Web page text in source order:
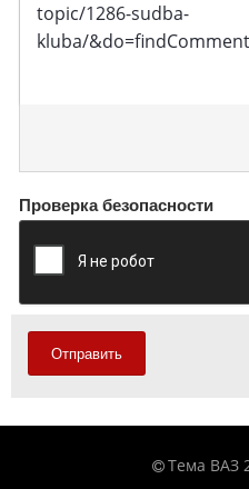
topic/1286-sudba-
kluba/
Проверка безопасности
Отправить
Тема ВАЗ